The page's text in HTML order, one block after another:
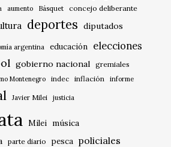
aumento Básquet concejo deliberante
deportes diputados
argentina educación elecciones
gobierno nacional gremiales
Montenegro indec inflación informe
Javier Milei justicia
Milei música
parte diario pesca policiales